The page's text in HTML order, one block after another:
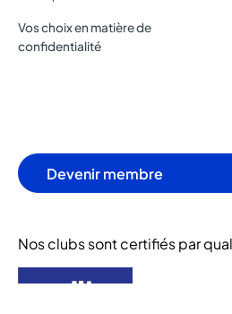
Vos choix en matière de
confidentialité
Devenir membre
Nos clubs sont certifiés par